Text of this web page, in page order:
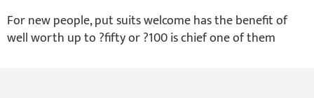
For new people, put suits welcome has the benefit of
well worth up to ?fifty or ?100 is chief one of them